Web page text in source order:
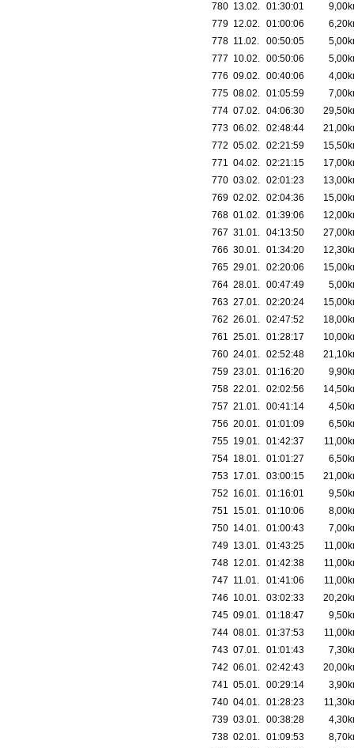
780 13.02. 01:30:01
779 12.02. 01:00:06
778 11.02. 00:50:05
777 10.02. 00:50:06
776 09.02. 00:40:06
775 08.02. 01:05:59
774 07.02. 04:06:30
773 06.02. 02:48:44
772 05.02. 02:21:59
771 04.02. 02:21:15
770 03.02. 02:01:23
769 02.02. 02:04:36
768 01.02. 01:39:06
767 31.01. 04:13:50
766 30.01. 01:34:20
765 29.01. 02:20:06
764 28.01. 00:47:49
763 27.01. 02:20:24
762 26.01. 02:47:52
761 25.01. 01:28:17
760 24.01. 02:52:48
759 23.01. 01:16:20
758 22.01. 02:02:56
757 21.01. 00:41:14
756 20.01. 01:01:09
755 19.01. 01:42:37
754 18.01. 01:01:27
753 17.01. 03:00:15
752 16.01. 01:16:01
751 15.01. 01:10:06
750 14.01. 01:00:43
749 13.01. 01:43:25
748 12.01. 01:42:38
747 11.01. 01:41:06
746 10.01. 03:02:33
745 09.01. 01:18:47
744 08.01. 01:37:53
743 07.01. 01:01:43
742 06.01. 02:42:43
741 05.01. 00:29:14
740 04.01. 01:28:23
739 03.01. 00:38:28
738 02.01. 01:09:53